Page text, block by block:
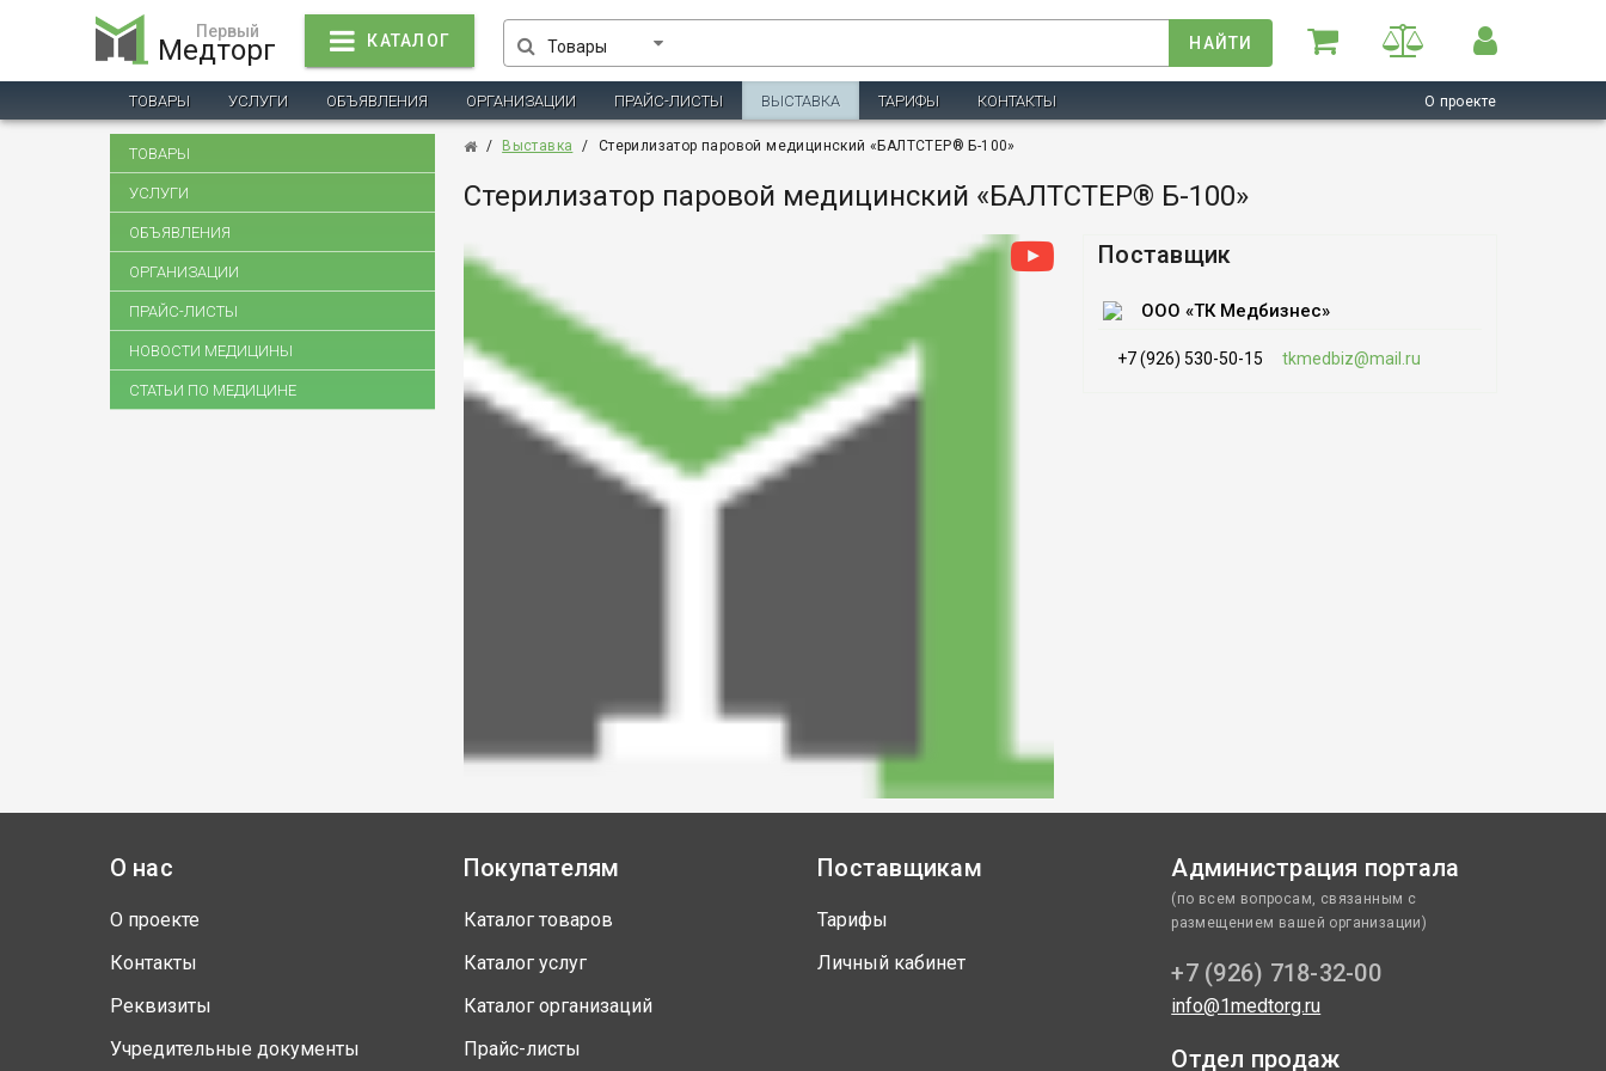
Первый
Медторг КАТАЛОГ Товары НАЙТИ
ТОВАРЫ УСЛУГИ ОБЪЯВЛЕНИЯ ОРГАНИЗАЦИИ ПРАЙС-ЛИСТЫ ВЫСТАВКА ТАРИФЫ КОНТАКТЫ О проекте
ТОВАРЫ
УСЛУГИ
ОБЪЯВЛЕНИЯ
ОРГАНИЗАЦИИ
ПРАЙС-ЛИСТЫ
НОВОСТИ МЕДИЦИНЫ
СТАТЬИ ПО МЕДИЦИНЕ
/ Выставка / Стерилизатор паровой медицинский «БАЛТСТЕР® Б-100»
Стерилизатор паровой медицинский «БАЛТСТЕР® Б-100»
Поставщик
ООО «ТК Медбизнес»
+7 (926) 530-50-15 tkmedbiz@mail.ru
О нас
О проекте
Контакты
Реквизиты
Учредительные документы
Покупателям
Каталог товаров
Каталог услуг
Каталог организаций
Прайс-листы
Поставщикам
Тарифы
Личный кабинет
Администрация портала
(по всем вопросам, связанным с
размещением вашей организации)
+7 (926) 718-32-00
info@1medtorg.ru
Отдел продаж